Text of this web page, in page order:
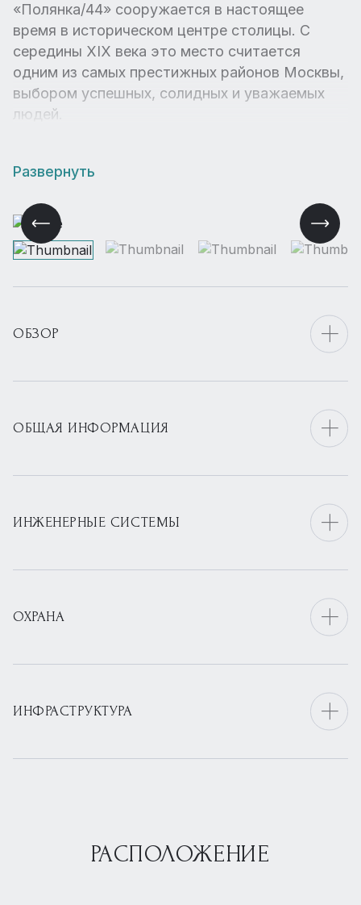
«Полянка/44» сооружается в настоящее
время в историческом центре столицы. С
середины XIX века это место считается
одним из самых престижных районов Москвы,
выбором успешных, солидных и уважаемых
людей.
Развернуть
ОБЗОР
ОБЩАЯ ИНФОРМАЦИЯ
ИНЖЕНЕРНЫЕ СИСТЕМЫ
ОХРАНА
ИНФРАСТРУКТУРА
РАСПОЛОЖЕНИЕ